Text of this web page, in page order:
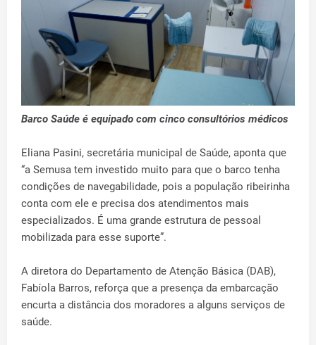
Barco Saúde é equipado com cinco consultórios médicos
Eliana Pasini, secretária municipal de Saúde, aponta que
“a Semusa tem investido muito para que o barco tenha
condições de navegabilidade, pois a população ribeirinha
conta com ele e precisa dos atendimentos mais
especializados. É uma grande estrutura de pessoal
mobilizada para esse suporte”.
A diretora do Departamento de Atenção Básica (DAB),
Fabíola Barros, reforça que a presença da embarcação
encurta a distância dos moradores a alguns serviços de
saúde.